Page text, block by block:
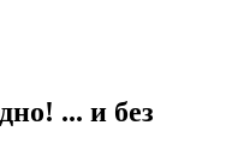
... и без